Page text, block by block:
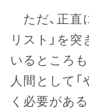
ただ、正直
リスト」を
いるところ
人間として
く必要があ